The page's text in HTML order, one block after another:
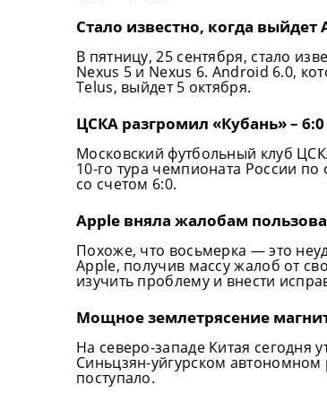
Стало известно, когда выйдет
В пятницу, 25 сентября, стало
Nexus 5 и Nexus 6. Android 6.0,
Telus, выйдет 5 октября.
ЦСКА разгромил «Кубань» – 6:0
Московский футбольный клуб
10-го тура чемпионата России
со счетом 6:0.
Apple вняла жалобам
Похоже, что восьмерка — это
Apple, получив массу жалоб от
изучить проблему и внести
Мощное землетрясение
На северо-западе Китая
Синьцзян-уйгурском
поступало.